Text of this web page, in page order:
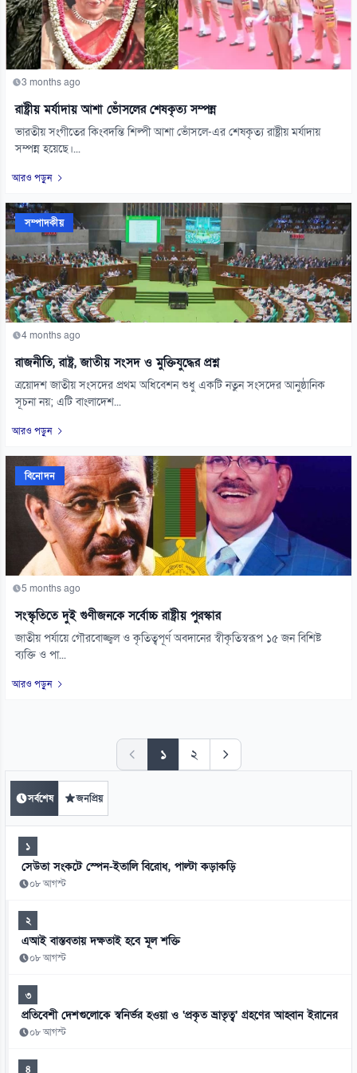
3 months ago
রাষ্ট্রীয় মর্যাদায় আশা ভোঁসলের শেষকৃত্য সম্পন্ন
ভারতীয় সংগীতের কিংবদন্তি শিল্পী আশা ভোঁসলে-এর শেষকৃত্য রাষ্ট্রীয় মর্যাদায়
সম্পন্ন হয়েছে।...
আরও পড়ুন
সম্পাদকীয়
4 months ago
রাজনীতি, রাষ্ট্র, জাতীয় সংসদ ও মুক্তিযুদ্ধের প্রশ্ন
ত্রয়োদশ জাতীয় সংসদের প্রথম অধিবেশন শুধু একটি নতুন সংসদের আনুষ্ঠানিক
সূচনা নয়; এটি বাংলাদেশ...
আরও পড়ুন
বিনোদন
5 months ago
সংস্কৃতিতে দুই গুণীজনকে সর্বোচ্চ রাষ্ট্রীয় পুরস্কার
জাতীয় পর্যায়ে গৌরবোজ্জ্বল ও কৃতিত্বপূর্ণ অবদানের স্বীকৃতিস্বরূপ ১৫ জন বিশিষ্ট
ব্যক্তি ও পা...
আরও পড়ুন
১ ২
সর্বশেষ জনপ্রিয়
১
সেউতা সংকটে স্পেন-ইতালি বিরোধ, পাল্টা কড়াকড়ি
০৮ আগস্ট
২
এআই বাস্তবতায় দক্ষতাই হবে মূল শক্তি
০৮ আগস্ট
৩
প্রতিবেশী দেশগুলোকে স্বনির্ভর হওয়া ও ‘প্রকৃত ভ্রাতৃত্ব’ গ্রহণের আহ্বান ইরানের
০৮ আগস্ট
৪